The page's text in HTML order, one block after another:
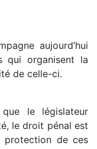
aujourd’hui
qui organisent la
de celle-ci.
que le législateur
le droit pénal est
protection de ces